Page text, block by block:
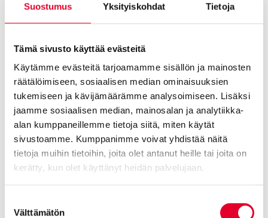
Suostumus Yksityiskohdat Tietoja
Tämä sivusto käyttää evästeitä
Käytämme evästeitä tarjoamamme sisällön ja mainosten
räätälöimiseen, sosiaalisen median ominaisuuksien
tukemiseen ja kävijämäärämme analysoimiseen. Lisäksi
jaamme sosiaalisen median, mainosalan ja analytiikka-
alan kumppaneillemme tietoja siitä, miten käytät
sivustoamme. Kumppanimme voivat yhdistää näitä
tietoja muihin tietoihin, joita olet antanut heille tai joita on
kerätty, kun olet käyttänyt heidän palvelujaan.
valinta
Välttämätön